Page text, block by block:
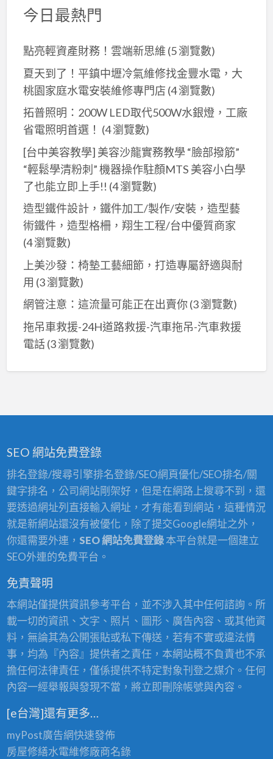
今日最熱門
點亮輕資產財務！雲端新思維 (5 瀏覽數)
夏天到了！平鎮中壢冷氣維修找金豐水電，大
桃園家庭水電安裝維修專門店 (4 瀏覽數)
拓普照明：200W LED取代500W水銀燈，工廠
省電照明首選！ (4 瀏覽數)
[台中美容教學] 美容沙龍實務教學 “臉部撥筋”
“輕鬆學清粉刺” 機器操作駐顏MTS 美容小白學
了也能立即上手!! (4 瀏覽數)
造型鐵件設計，鐵件加工/製作/安裝，造型藝
術鐵件，造型格柵，翔生工程/台中優質商家
(4 瀏覽數)
上美沙發：椅墊工藝細節，打造專屬舒適與耐
用 (3 瀏覽數)
網管注意：這流量可能正在出賣你(3 瀏覽數)
拖吊車救援-24H道路救援-汽車拖吊-汽車救援
電話(3 瀏覽數)
SEO 網站免費登錄
排名登錄/搜尋引擎排名登錄/SEO網頁優化/SEO排名/關
鍵字排名，公司網站剛架好，但是在網路上搜尋不到，還
要透過網址列直接輸入網址，才有能看到網站，這種情況
就是新網站還沒有被優化，除了提交Google網址之外，
你還需要外連， SEO 網站免費登錄本平台就是一個建立
SEO外連的免費平台。
免責聲明
本網站僅提供資訊參考平台，並不涉入其中任何諮詢。所
載一切的資訊、文字、照片、圖形、廣告內容、或其他資
料，無論其為公開張貼或私下傳送，若有不實或違法情
事，均為『內容』提供者之責任，本網站概不負責也不承
擔任何法律責任，僅係提供不特定對象刊登之媒介。任何
內容一經舉報與發現不當，將立即刪除帳號與內容。
[e台灣]還有更多…
myPost廣告網快速發佈
房屋修繕水電維修廠商名錄